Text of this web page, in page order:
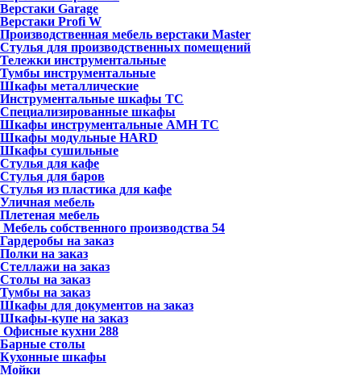
Верстаки Garage
Верстаки Profi W
Производственная мебель верстаки Master
Стулья для производственных помещений
Тележки инструментальные
Тумбы инструментальные
Шкафы металлические
Инструментальные шкафы ТС
Специализированные шкафы
Шкафы инструментальные АМН ТС
Шкафы модульные HARD
Шкафы сушильные
Стулья для кафе
Стулья для баров
Стулья из пластика для кафе
Уличная мебель
Плетеная мебель
Мебель собственного производства 54
Гардеробы на заказ
Полки на заказ
Стеллажи на заказ
Столы на заказ
Тумбы на заказ
Шкафы для документов на заказ
Шкафы-купе на заказ
Офисные кухни 288
Барные столы
Кухонные шкафы
Мойки